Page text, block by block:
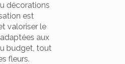
décorations
est
valoriser le
aux
budget, tout
fleurs.